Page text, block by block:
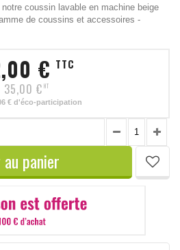
coussin lavable en machine beige
de coussins et accessoires -
€ TTC
35,00 € HT
€ d'éco-participation
panier